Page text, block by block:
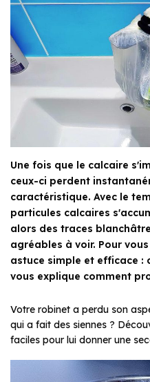
Une fois que le calcaire
ceux-ci perdent
caractéristique. Avec le
particules calcaires
alors des traces
agréables à voir. Pour
astuce simple et efficace :
vous explique comment
Votre robinet a perdu son
qui a fait des siennes ?
faciles pour lui donner une